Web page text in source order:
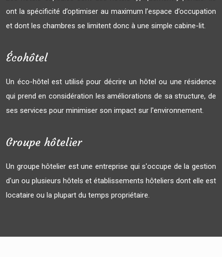
ont la spécificité d’optimiser au maximum l’espace d’occupation
et dont les chambres se limitent donc à une simple cabine-lit.
Écohôtel
Un éco-hôtel est utilisé pour décrire un hôtel ou une résidence
qui prend en considération les améliorations de sa structure, de
ses services pour minimiser son impact sur l'environnement.
Groupe hôtelier
Un groupe hôtelier est une entreprise qui s'occupe de la gestion
d'un ou plusieurs hôtels et établissements hôteliers dont elle est
locataire ou la plupart du temps propriétaire.